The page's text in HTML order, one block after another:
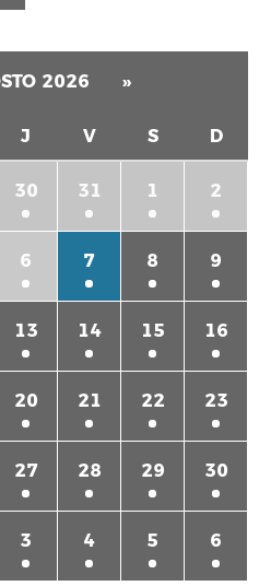
2026 »
J V S D
30 31 1 2
6 7 8 9
13 14 15 16
20 21 22 23
27 28 29 30
3 4 5 6